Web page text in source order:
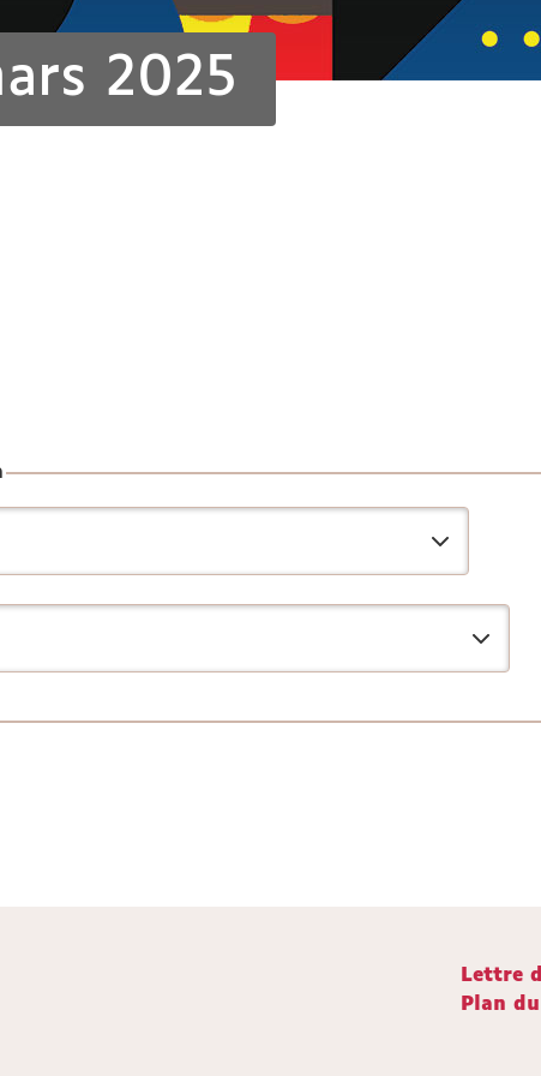
2025
Lettre
Plan